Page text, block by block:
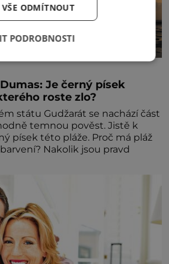
Je černý písek
roste zlo?
státu Gudžarát se nachází část
temnou pověst. Jistě k
písek této pláže. Proč má pláž
takové netypické zbarvení? Nakolik jsou pravd
VŠE ODMÍTNOUT
PODROBNOSTI